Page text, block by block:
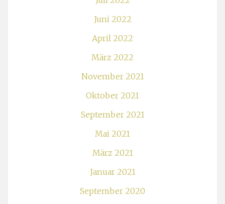
Juni 2022
April 2022
März 2022
November 2021
Oktober 2021
September 2021
Mai 2021
März 2021
Januar 2021
September 2020